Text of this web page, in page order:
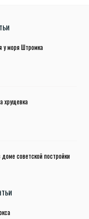
у моря Штромка
хрущевка
советской постройки